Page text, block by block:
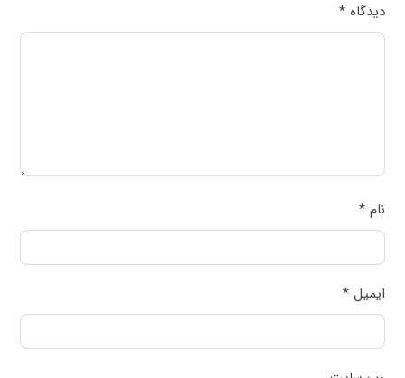
دیدگاه*
نام*
ایمیل*